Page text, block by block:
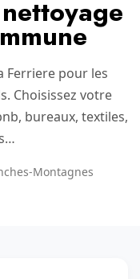
Ferriere pour les
Choisissez votre
bureaux, textiles,
Montagnes